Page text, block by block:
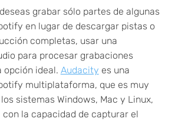
grabar sólo partes de algunas
en lugar de descargar pistas o
completas, usar una
para procesar grabaciones
opción ideal. Audacity es una
multiplataforma, que es muy
sistemas Windows, Mac y Linux,
la capacidad de capturar el